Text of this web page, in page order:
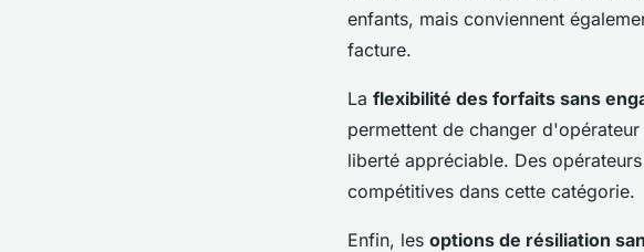
enfants, mais conviennent
facture.
La flexibilité des forfaits sans
permettent de changer
liberté appréciable. Des
compétitives dans cette catégorie.
Enfin, les options de résiliation